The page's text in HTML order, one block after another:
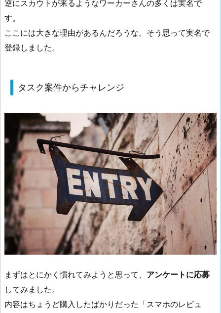
逆にスカウトが来るようなワーカーさんの多くは実名で
す。
ここには大きな理由があるんだろうな。そう思って実名で
登録しました。
タスク案件からチャレンジ
まずはとにかく慣れてみようと思って、 アンケートに応募
してみました。
内容はちょうど購入したばかりだった「スマホのレビュ